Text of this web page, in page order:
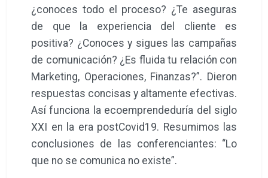
¿conoces todo el proceso? ¿Te aseguras
de que la experiencia del cliente es
positiva? ¿Conoces y sigues las campañas
de comunicación? ¿Es fluida tu relación con
Marketing, Operaciones, Finanzas?”. Dieron
respuestas concisas y altamente efectivas.
Así funciona la ecoemprendeduría del siglo
XXI en la era postCovid19. Resumimos las
conclusiones de las conferenciantes: “Lo
que no se comunica no existe”.